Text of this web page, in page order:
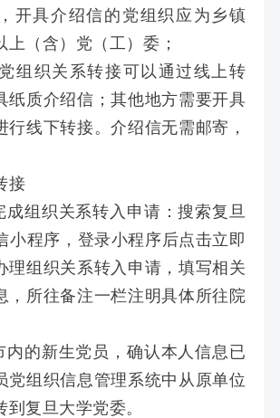
开具介绍信的党组织应为乡镇
上（含）党（工）委；
组织关系转接可以通过线上转
纸质介绍信；其他地方需要开具
行线下转接。介绍信无需邮寄，
接
成组织关系转入申请：搜索复旦
小程序，登录小程序后点击立即
理组织关系转入申请，填写相关
，所往备注一栏注明具体所往院
内的新生党员，确认本人信息已
党组织信息管理系统中从原单位
到复旦大学党委。